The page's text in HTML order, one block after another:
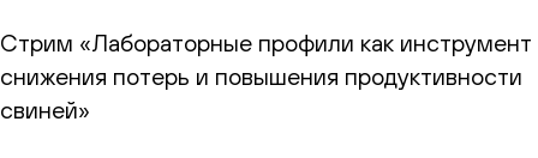
Стрим «Лабораторные профили как инструмент
снижения потерь и повышения продуктивности
свиней»